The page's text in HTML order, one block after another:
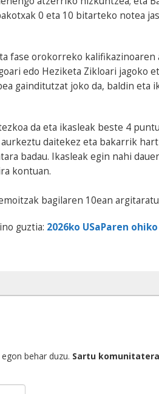
0 eta 10 bitarteko notea
fase orokorreko
edo Heziketa Zikloari jagoko
gainditutzat joko da, baldin eta
da eta ikasleak beste 4
daitekez eta bakarrik
badau. Ikasleak egin nahi
kontuan.
bagilaren 10ean
guztia: 2026ko USaParen
behar duzu. Sartu